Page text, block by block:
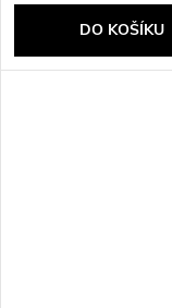
DO KOŠÍKU